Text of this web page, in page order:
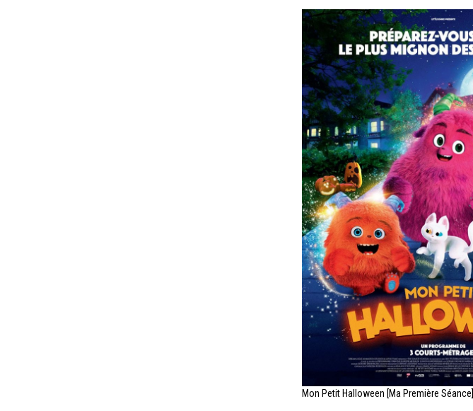
Mon Petit Halloween [Ma Première Séance]